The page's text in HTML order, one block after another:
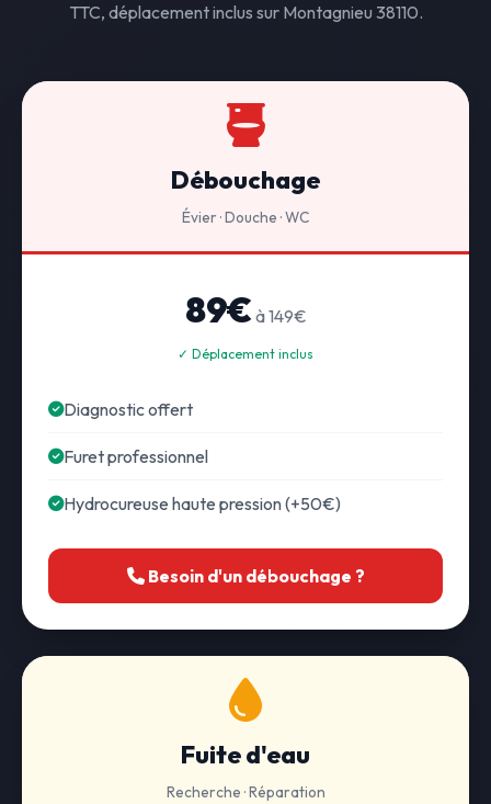
TTC, déplacement inclus sur Montagnieu 38110.
Débouchage
Évier · Douche · WC
89€ à 149€
✓ Déplacement inclus
Diagnostic offert
Furet professionnel
Hydrocureuse haute pression (+50€)
Besoin d'un débouchage ?
Fuite d'eau
Recherche · Réparation